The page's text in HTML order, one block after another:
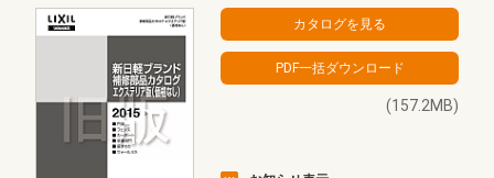
(157.2MB)